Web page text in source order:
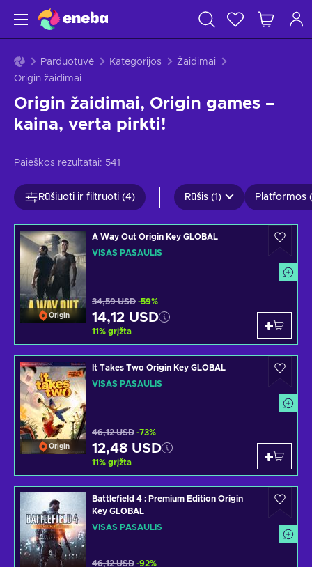
Parduotuvė Kategorijos
Žaidimai
Origin žaidimai
Origin žaidimai, Origin games –
kaina, verta pirkti!
Paieškos rezultatai: 541
Rūšiuoti ir filtruoti (4) Rūšis (1) Platformos
Origin
A Way Out Origin Key GLOBAL
VISAS PASAULIS
34,59 USD -59%
14,12 USD
11% grįžta
Origin
It Takes Two Origin Key GLOBAL
VISAS PASAULIS
46,12 USD -73%
12,48 USD
11% grįžta
Battlefield 4 : Premium Edition Origin
Key GLOBAL
VISAS PASAULIS
46,12 USD -92%